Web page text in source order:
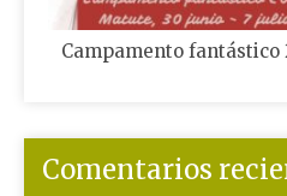
Campamento fantástico
Comentarios